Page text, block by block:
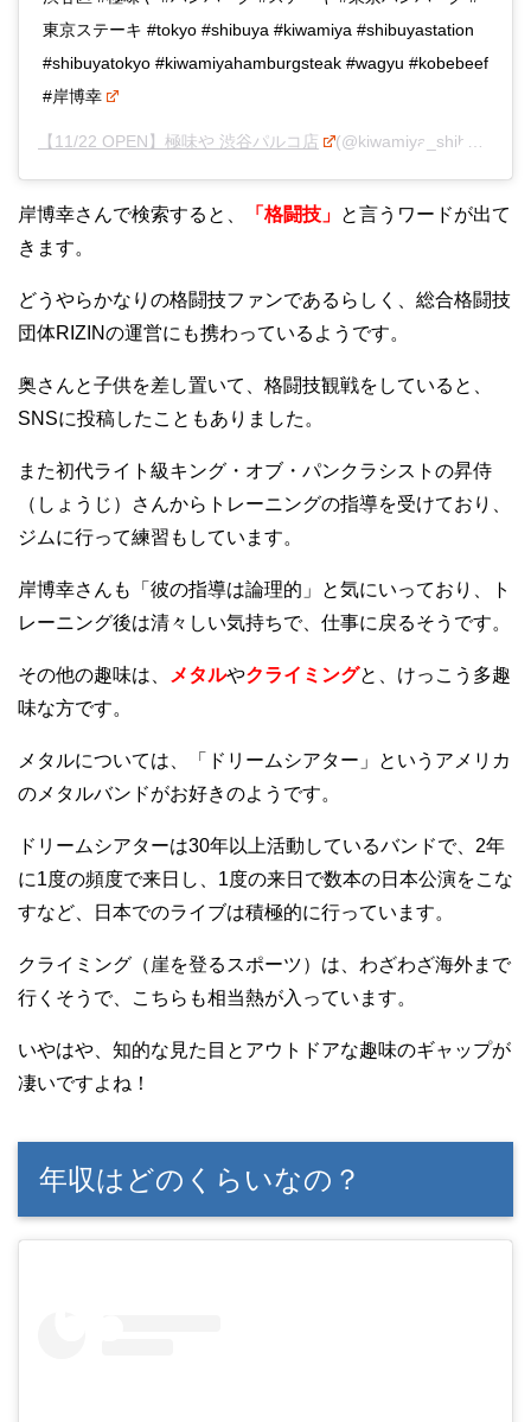
東京ステーキ #tokyo #shibuya #kiwamiya #shibuyastation
#shibuyatokyo #kiwamiyahamburgsteak #wagyu #kobebeef
#岸博幸
【11/22 OPEN】極味や 渋谷パルコ店 (@kiwamiya_shibuya)がシェアした投稿 –
岸博幸さんで検索すると、 「格闘技」 と言うワードが出て
きます。
どうやらかなりの格闘技ファンであるらしく、総合格闘技
団体RIZINの運営にも携わっているようです。
奥さんと子供を差し置いて、格闘技観戦をしていると、
SNSに投稿したこともありました。
また初代ライト級キング・オブ・パンクラシストの昇侍
（しょうじ）さんからトレーニングの指導を受けており、
ジムに行って練習もしています。
岸博幸さんも「彼の指導は論理的」と気にいっており、ト
レーニング後は清々しい気持ちで、仕事に戻るそうです。
その他の趣味は、 メタルやクライミングと
、けっこう多趣
味な方です。
メタルについては、「ドリームシアター」というアメリカ
のメタルバンドがお好きのようです。
ドリームシアターは30年以上活動しているバンドで、2年
に1度の頻度で来日し、1度の来日で数本の日本公演をこな
すなど、日本でのライブは積極的に行っています。
クライミング（崖を登るスポーツ）は、わざわざ海外まで
行くそうで、こちらも相当熱が入っています。
いやはや、知的な見た目とアウトドアな趣味のギャップが
凄いですよね！
年収はどのくらいなの？